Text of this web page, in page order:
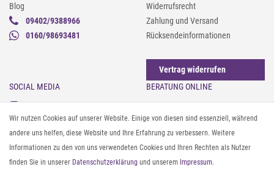
Blog
09402/9388966
0160/98693481
Widerrufsrecht
Zahlung und Versand
Rücksendeinformationen
Vertrag widerrufen
SOCIAL MEDIA
Instagram
Facebook
Pinterest
Twitter
Youtube
BERATUNG ONLINE
Gürtel messen & kürzen
Sonnenbrillen & UV-Schutz
Textilpflege
Textil- und Material-Guide
Geldbörse richtig organisieren
Wir nutzen Cookies auf unserer Website. Einige von diesen sind essenziell, während
andere uns helfen, diese Website und Ihre Erfahrung zu verbessern. Weitere
Informationen zu den von uns verwendeten Cookies und Ihren Rechten als Nutzer
finden Sie in unserer Daten­schutz­erklärung und unserem Impressum.